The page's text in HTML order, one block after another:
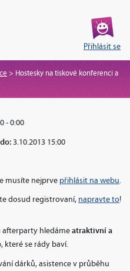
Přihlásit se
> Hostesky na tiskové konferenci a
- 0:00
3.10.2013 15:00
musíte nejprve přihlásit na webu.
dosud registrovaní, napravte to!
afterparty hledámeatraktivní a
které se rády baví.
dárků, asistence v průběhu